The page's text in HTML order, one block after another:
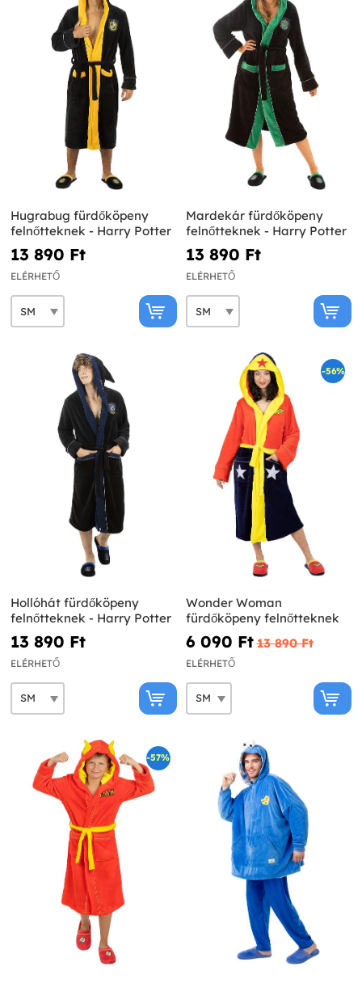
Hugrabug fürdőköpeny
felnőtteknek - Harry Potter
13 890 Ft‎
ELÉRHETŐ
Mardekár fürdőköpeny
felnőtteknek - Harry Potter
13 890 Ft‎
ELÉRHETŐ
Hollóhát fürdőköpeny
felnőtteknek - Harry Potter
13 890 Ft‎
ELÉRHETŐ
-56%
Wonder Woman
fürdőköpeny felnőtteknek
6 090 Ft‎ 13 890 Ft‎
ELÉRHETŐ
-57%